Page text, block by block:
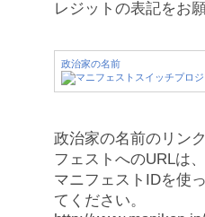
レジットの表記をお
政治家の名前
政治家の名前のリン
フェストへのURLは、
マニフェストIDを使
てください。